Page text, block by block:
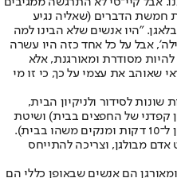
חמשת הדברים (שאליה נגיע
"היו אנשים שלא הבינו למה
אבל על כל אחד כזה היו עשרה
מסודרת ומאורגנת, אלא
שאוהב את עצמי על כך, כי זו מי
לסידור ולניקיון הבית,
קפדני של החפצים בבית) ושיטת
10 הדקות (שבה בכל יום מכוונים שעון ל־10 דקות ומנקים משהו בבית).
מבולגן, וצריכה להתייחס
הם אנשים שבאופן כללי הם